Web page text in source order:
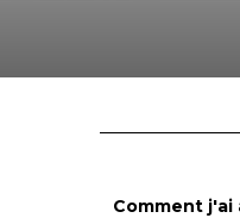
Comment j'ai